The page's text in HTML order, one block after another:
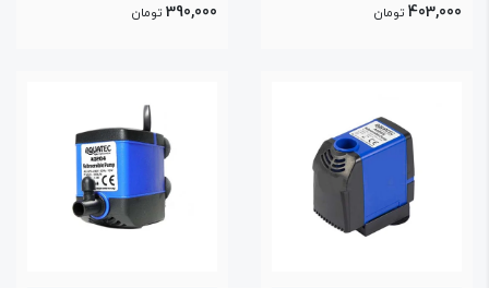
تومان 390,000 تومان